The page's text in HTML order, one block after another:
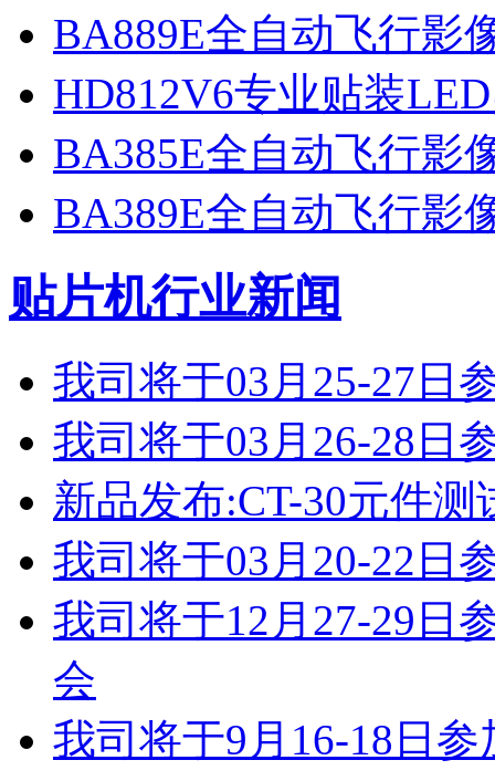
BA889E全自动飞行影
HD812V6专业贴装
BA385E全自动飞行影
BA389E全自动飞行影
贴片机行业新闻
我司将于03月25-27日
我司将于03月26-28日
新品发布:CT-30元件测
我司将于03月20-22日
我司将于12月27-29日
会
我司将于9月16-18日